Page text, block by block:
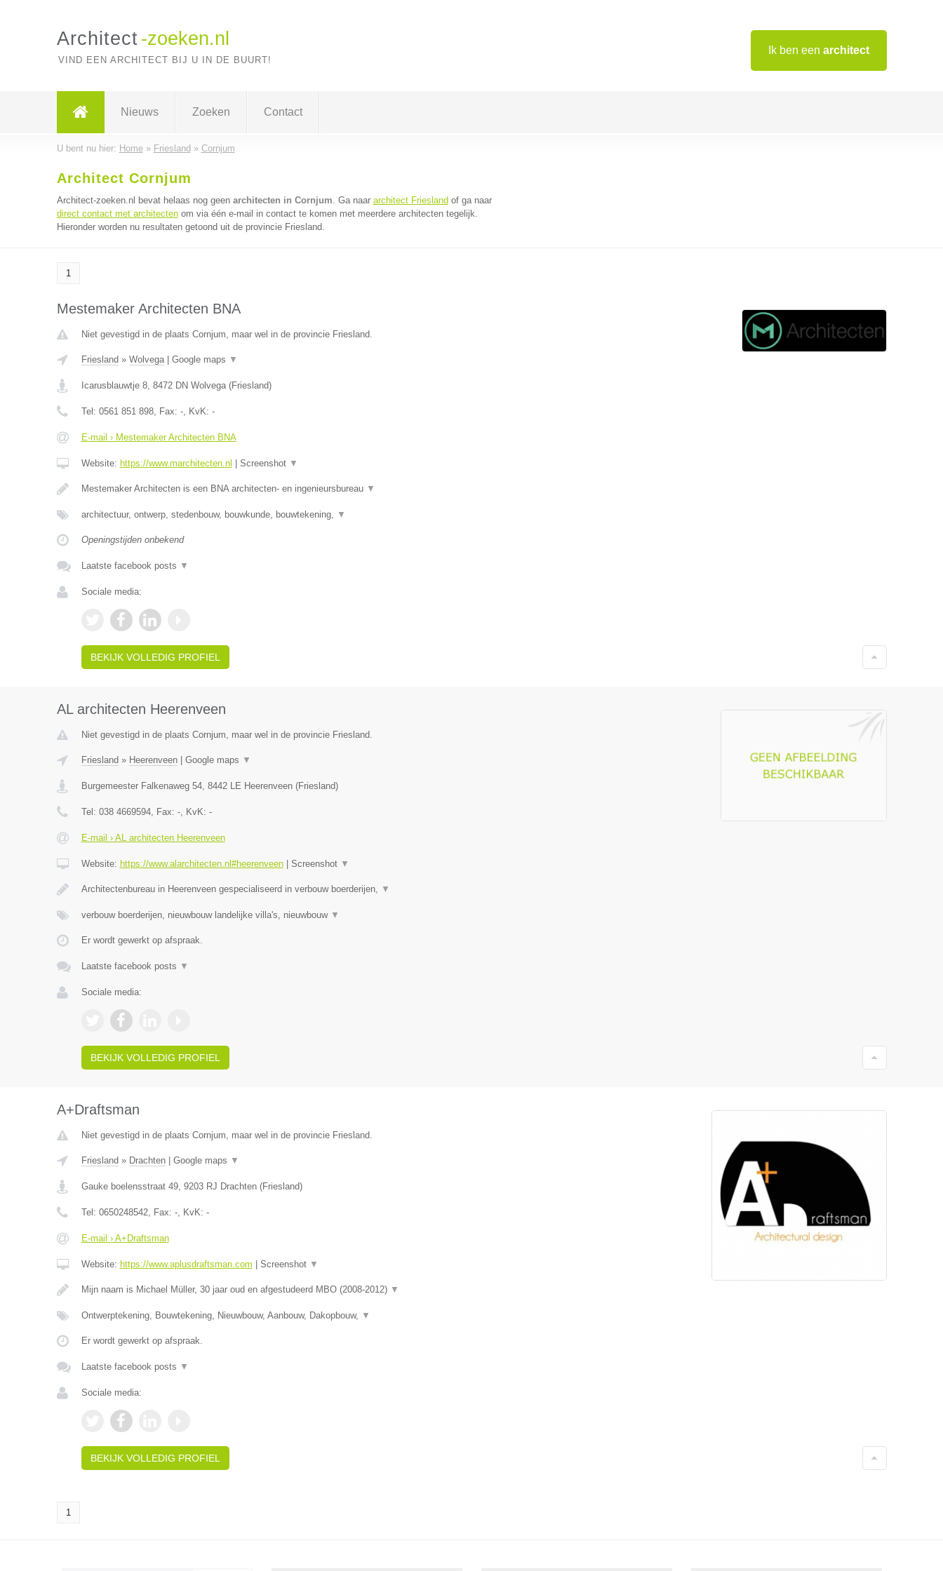
Ik ben een architect
Architect -zoeken.nl
VIND EEN ARCHITECT BIJ U IN DE BUURT!
Nieuws Zoeken Contact
U bent nu hier: Home» Friesland » Cornjum
Architect Cornjum
Architect-zoeken.nl bevat helaas nog geen architecten in Cornjum. Ga naar architect Friesland of ga naar
direct contact met architectenom via één e-mail in contact te komen met meerdere architecten tegelijk.
Hieronder worden nu resultaten getoond uit de provincie Friesland.
1
Mestemaker Architecten BNA
Niet gevestigd in de plaats Cornjum, maar wel in de provincie Friesland.
Friesland » Wolvega| Google maps ▼
Icarusblauwtje 8, 8472 DN Wolvega(Friesland)
Tel: 0561 851 898, Fax: -, KvK: -
E-mail › Mestemaker Architecten BNA
Website: https://www.marchitecten.nl Screenshot ▼
Mestemaker Architecten is een BNA architecten- en ingenieursbureau ▼
architectuur, ontwerp, stedenbouw, bouwkunde, bouwtekening, ▼
Openingstijden onbekend
Laatste facebook posts ▼
Sociale media:
BEKIJK VOLLEDIG PROFIEL
AL architecten Heerenveen
Niet gevestigd in de plaats Cornjum, maar wel in de provincie Friesland.
Friesland » Heerenveen| Google maps ▼
Burgemeester Falkenaweg 54, 8442 LE Heerenveen(Friesland)
Tel: 038 4669594, Fax: -, KvK: -
E-mail › AL architecten Heerenveen
Website: https://www.alarchitecten.nl#heerenveen| Screenshot ▼
Architectenbureau in Heerenveen gespecialiseerd in verbouw boerderijen, ▼
verbouw boerderijen, nieuwbouw landelijke villa's, nieuwbouw ▼
Er wordt gewerkt op afspraak.
Laatste facebook posts ▼
Sociale media:
BEKIJK VOLLEDIG PROFIEL
A+Draftsman
Niet gevestigd in de plaats Cornjum, maar wel in de provincie Friesland.
Friesland » Drachten| Google maps ▼
Gauke boelensstraat 49, 9203 RJ Drachten(Friesland)
Tel: 0650248542, Fax: -, KvK: -
E-mail › A+Draftsman
Website: https://www.aplusdraftsman.com Screenshot ▼
Mijn naam is Michael Müller, 30 jaar oud en afgestudeerd MBO (2008-2012) ▼
Ontwerptekening, Bouwtekening, Nieuwbouw, Aanbouw, Dakopbouw, ▼
Er wordt gewerkt op afspraak.
Laatste facebook posts ▼
Sociale media:
BEKIJK VOLLEDIG PROFIEL
1